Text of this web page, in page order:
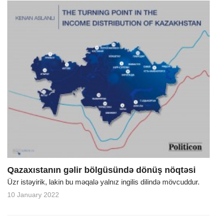
Qazaxıstanın gəlir bölgüsündə dönüş nöqtəsi
Üzr istəyirik, lakin bu məqalə yalnız ingilis dilində mövcuddur.
10 January 2022